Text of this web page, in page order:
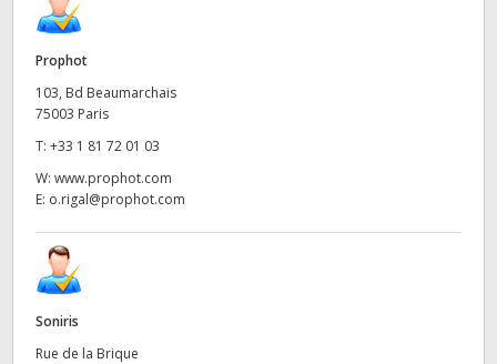
Prophot
103, Bd Beaumarchais
75003 Paris
T: +33 1 81 72 01 03
W: www.prophot.com
E: o.rigal@prophot.com
Soniris
Rue de la Brique